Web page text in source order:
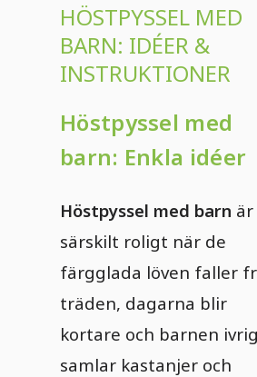
HÖSTPYSSEL MED
BARN: IDÉER &
INSTRUKTIONER
Höstpyssel med
barn: Enkla idéer
Höstpyssel med barn är
särskilt roligt när de
färgglada löven faller
träden, dagarna blir
kortare och barnen
samlar kastanjer och